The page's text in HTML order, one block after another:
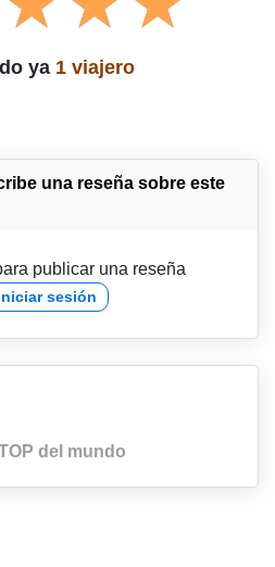
ya 1 viajero
una reseña sobre este
publicar una reseña
sesión
del mundo